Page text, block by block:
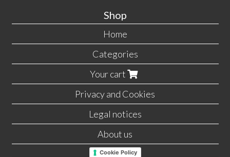
Shop
Home
Categories
Your cart
Privacy and Cookies
Legal notices
About us
Cookie Policy